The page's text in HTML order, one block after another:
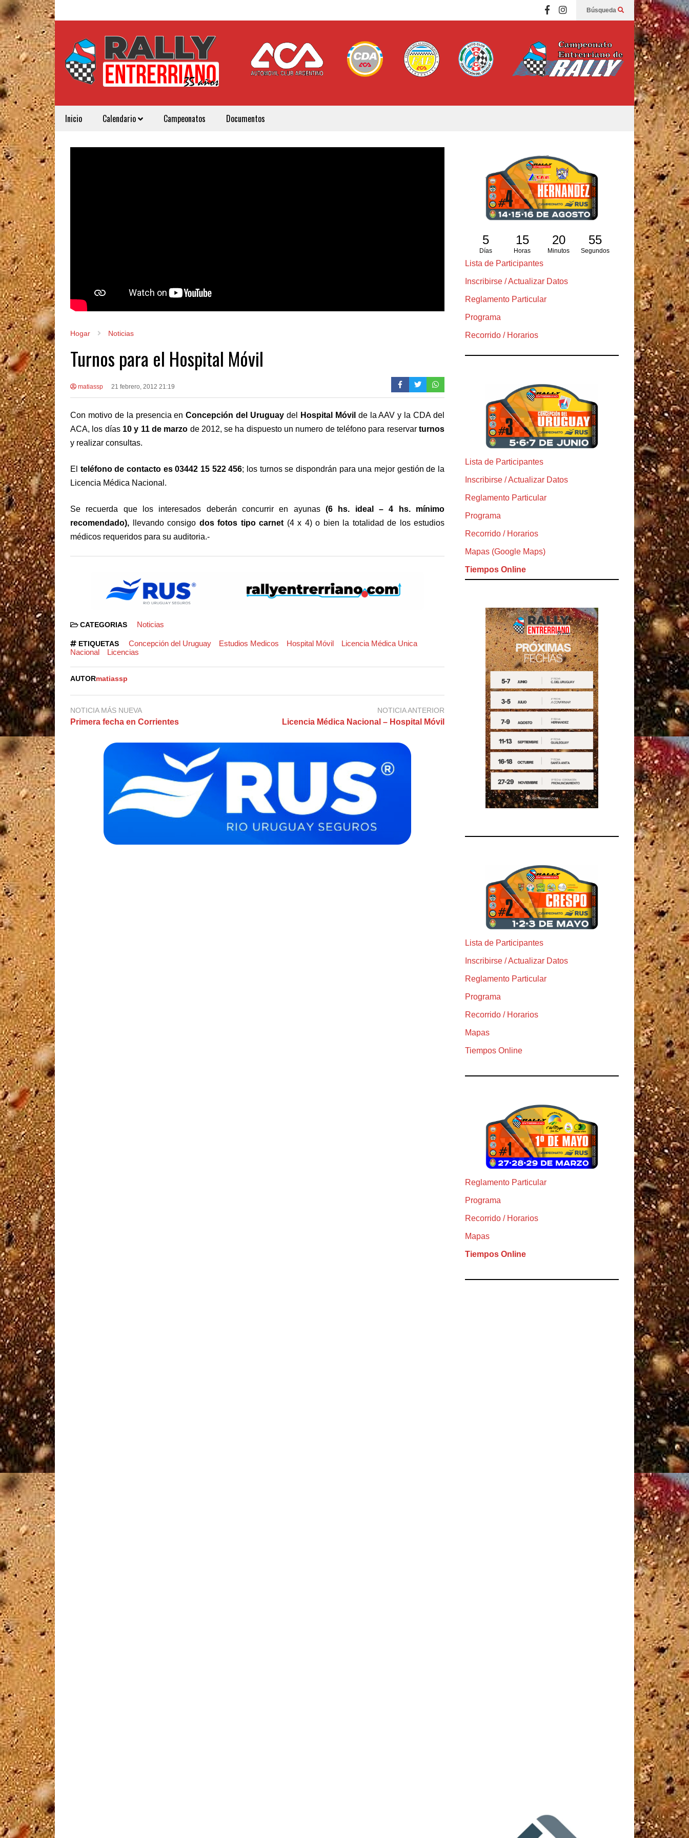
Búsqueda
Inicio Calendario Campeonatos Documentos
Hogar Noticias
Turnos para el Hospital Móvil
matiassp 21 febrero, 2012 21:19
Con motivo de la presencia enConcepción del Uruguay del Hospital Móvil de la AAV y la CDA del
ACA, los días 10 y 11 de marzo de 2012, se ha dispuesto un numero de teléfono para reservarturnos
y realizar consultas.
El teléfono de contacto es 03442 15 522 456; los turnos se dispondrán para una mejor gestión de la
Licencia Médica Nacional.
Se recuerda que los interesados deberán concurrir en ayunas (6 hs. ideal – 4 hs. mínimo
recomendado), llevando consigo dos fotos tipo carnet (4 x 4) o bien la totalidad de los estudios
médicos requeridos para su auditoria.-
CATEGORIAS Noticias
ETIQUETAS Concepción del Uruguay Estudios Medicos Hospital Móvil
Licencia Médica Unica
Nacional
Licencias
AUTORmatiassp
NOTICIA MÁS NUEVA
Primera fecha en Corrientes
NOTICIA ANTERIOR
Licencia Médica Nacional – Hospital Móvil
5
Días
15
Horas
20
Minutos
53
Segundos
Lista de Participantes
Inscribirse / Actualizar Datos
Reglamento Particular
Programa
Recorrido / Horarios
Lista de Participantes
Inscribirse / Actualizar Datos
Reglamento Particular
Programa
Recorrido / Horarios
Mapas (Google Maps)
Tiempos Online
Lista de Participantes
Inscribirse / Actualizar Datos
Reglamento Particular
Programa
Recorrido / Horarios
Mapas
Tiempos Online
Reglamento Particular
Programa
Recorrido / Horarios
Mapas
Tiempos Online